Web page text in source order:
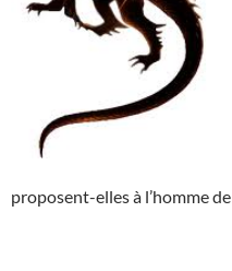
proposent-elles à l’homme de